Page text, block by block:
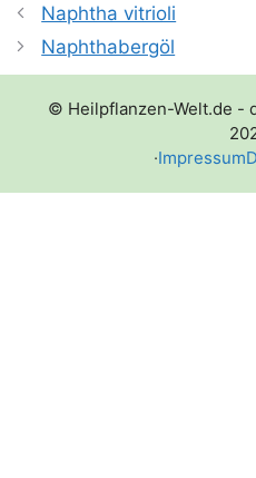
Naphtha vitrioli
Naphthabergöl
© Heilpflanzen-Welt.de -
·Impressum